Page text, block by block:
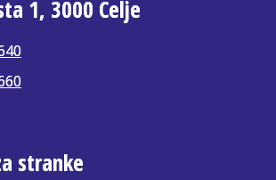
1, 3000 Celje
stranke